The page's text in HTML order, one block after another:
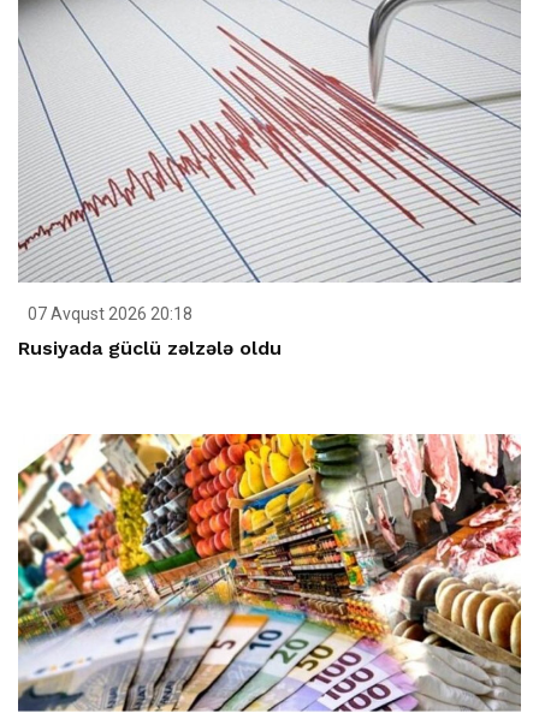
07 Avqust 2026 20:18
Rusiyada güclü zəlzələ oldu